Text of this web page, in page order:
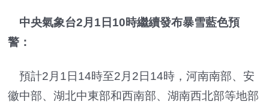
中央氣象台2月1日10時繼續發布暴雪藍色預
警：
預計2月1日14時至2月2日14時，河南南部、安
徽中部、湖北中東部和西南部、湖南西北部等地部